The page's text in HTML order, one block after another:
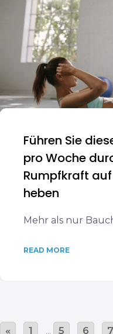
Führen Sie
pro Woche
Rumpfkraft
heben
Mehr als nur
READ MORE
« 1 ... 5 6 7